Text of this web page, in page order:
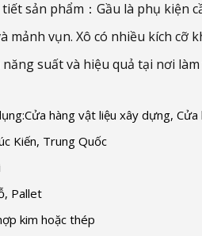
sản phẩm：Gầu là phụ kiện
mảnh vụn. Xô có nhiều kích cỡ
suất và hiệu quả tại nơi làm
hàng vật liệu xây dựng,
Kiến, Trung Quốc
Pallet
kim hoặc thép